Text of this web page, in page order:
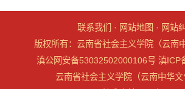
联系我们 · 网站地图 · 网站
版权所有：云南省社会主义学院（云南
滇公网安备53032502000106号 滇ICP
云南省社会主义学院（云南中华文